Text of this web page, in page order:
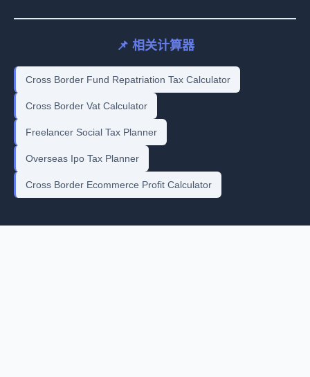
📌 相关计算器
Cross Border Fund Repatriation Tax Calculator
Cross Border Vat Calculator
Freelancer Social Tax Planner
Overseas Ipo Tax Planner
Cross Border Ecommerce Profit Calculator